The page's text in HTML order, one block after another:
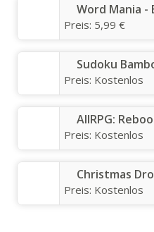
Word Mania -
Preis: 5,99 €
Sudoku
Preis: Kostenlos
AllRPG:
Preis: Kostenlos
Christmas
Preis: Kostenlos